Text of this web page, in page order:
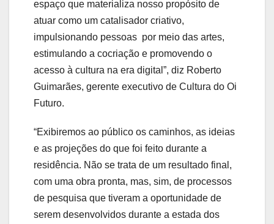
espaço que materializa nosso propósito de
atuar como um catalisador criativo,
impulsionando pessoas por meio das artes,
estimulando a cocriação e promovendo o
acesso à cultura na era digital”, diz Roberto
Guimarães, gerente executivo de Cultura do Oi
Futuro.
“Exibiremos ao público os caminhos, as ideias
e as projeções do que foi feito durante a
residência. Não se trata de um resultado final,
com uma obra pronta, mas, sim, de processos
de pesquisa que tiveram a oportunidade de
serem desenvolvidos durante a estada dos